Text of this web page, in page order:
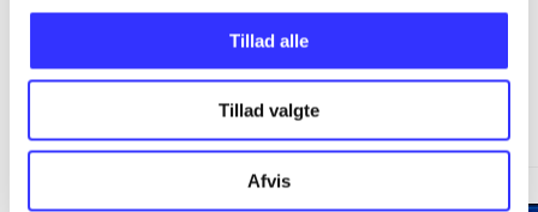
Tillad alle
Tillad valgte
Afvis